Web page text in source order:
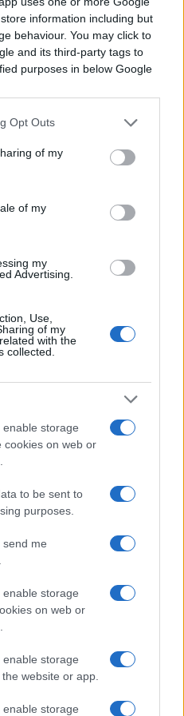
information including but
behaviour. You may click to
and its third-party tags to
purposes in below Google
Opt Outs
of my
of my
my
Advertising.
Use,
of my
with the
collected.
storage
cookies on web or
to be sent to
purposes.
send me
storage
on web or
storage
website or app.
storage
destra” (risum teneatis
in posizione di socio
catalana.
di immunità,
la presidenza
soci e governare con
assieme alle
e di
sperimentate a
realizzarsi,
uno dei posti migliori
– non per metterci i
praticare i 100 metri
le cose vadano molto
che prima della Grande
e deficit invidiabili,
di passivo pubblico pari
Pil, e la politica di
da Sánchez negli
un disavanzo ben più
come dimostra uno
più alto rispetto a